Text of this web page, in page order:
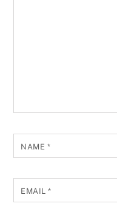
NAME *
EMAIL*